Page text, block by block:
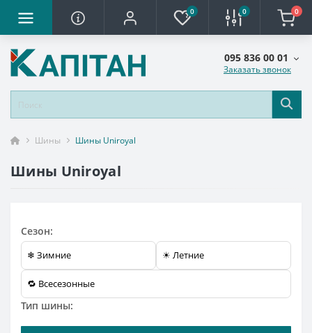
0 0 0
095 836 00 01
Заказать звонок
Шины Шины Uniroyal
Шины Uniroyal
Сезон:
❄ Зимние ☀ Летние
🔁 Всесезонные
Тип шины: